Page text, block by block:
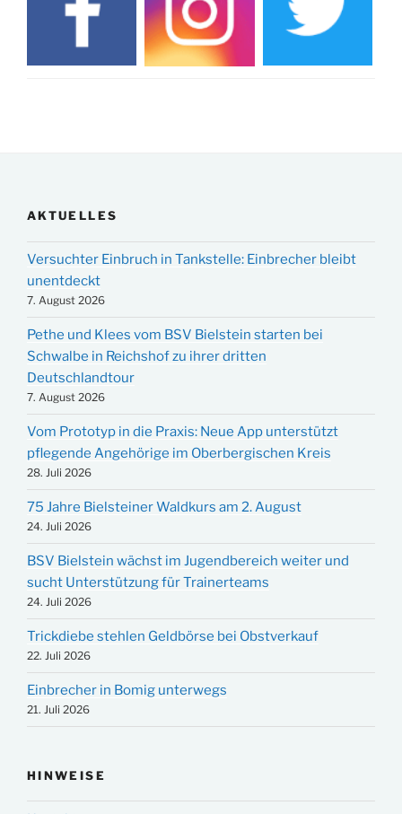
AKTUELLES
Versuchter Einbruch in Tankstelle: Einbrecher bleibt
unentdeckt
7. August 2026
Pethe und Klees vom BSV Bielstein starten bei
Schwalbe in Reichshof zu ihrer dritten
Deutschlandtour
7. August 2026
Vom Prototyp in die Praxis: Neue App unterstützt
pflegende Angehörige im Oberbergischen Kreis
28. Juli 2026
75 Jahre Bielsteiner Waldkurs am 2. August
24. Juli 2026
BSV Bielstein wächst im Jugendbereich weiter und
sucht Unterstützung für Trainerteams
24. Juli 2026
Trickdiebe stehlen Geldbörse bei Obstverkauf
22. Juli 2026
Einbrecher in Bomig unterwegs
21. Juli 2026
HINWEISE